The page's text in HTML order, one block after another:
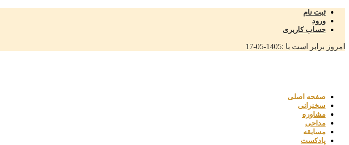
ثبت نام
ورود
حساب کاربری
امروز برابر است با :1405-05-17
صفحه اصلی
سخنرانی
مشاوره
مداحی
مسابقه
پادکست